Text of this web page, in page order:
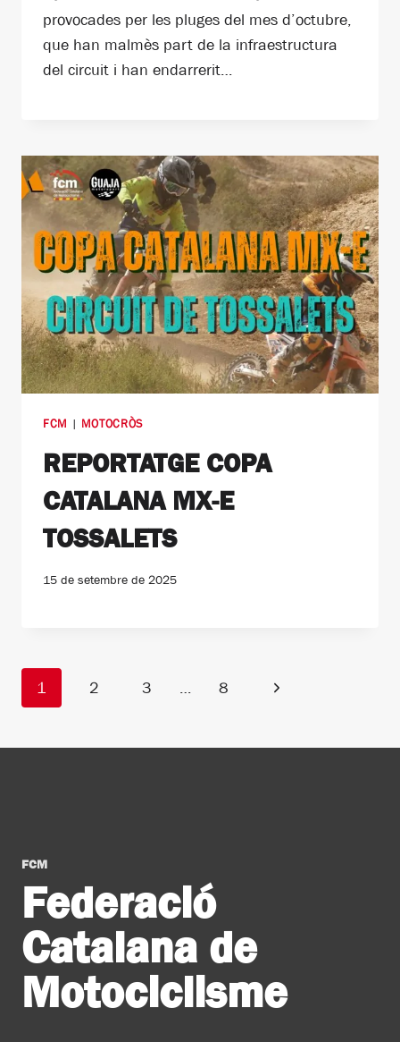
provocades per les pluges del mes d’octubre,
que han malmès part de la infraestructura
del circuit i han endarrerit…
FCM | MOTOCRÒS
REPORTATGE COPA
CATALANA MX-E
TOSSALETS
15 de setembre de 2025
Navegació
de
1 2 3 … 8
Pàgina
FCM
Federació
Catalana de
Motociclisme